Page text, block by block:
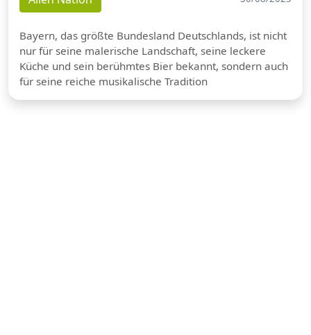
Bayern, das größte Bundesland Deutschlands, ist nicht
nur für seine malerische Landschaft, seine leckere
Küche und sein berühmtes Bier bekannt, sondern auch
für seine reiche musikalische Tradition